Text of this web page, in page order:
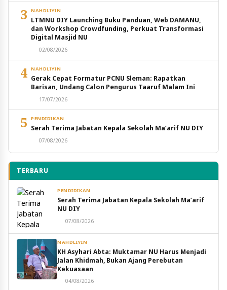
3 NAHDLIYIN
LTMNU DIY Launching Buku Panduan, Web DAMANU,
dan Workshop Crowdfunding, Perkuat Transformasi
Digital Masjid NU
02/08/2026
4 NAHDLIYIN
Gerak Cepat Formatur PCNU Sleman: Rapatkan
Barisan, Undang Calon Pengurus Taaruf Malam Ini
17/07/2026
5 PENDIDIKAN
Serah Terima Jabatan Kepala Sekolah Ma’arif NU DIY
07/08/2026
TERBARU
PENDIDIKAN
Serah Terima Jabatan Kepala Sekolah Ma’arif
NU DIY
07/08/2026
NAHDLIYIN
KH Asyhari Abta: Muktamar NU Harus Menjadi
Jalan Khidmah, Bukan Ajang Perebutan
Kekuasaan
04/08/2026